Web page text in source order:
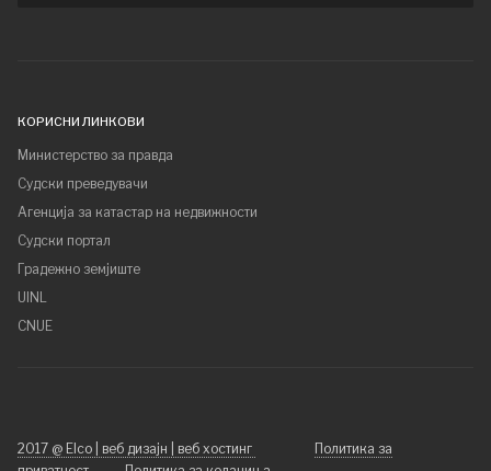
КОРИСНИ ЛИНКОВИ
Министерство за правда
Судски преведувачи
Агенција за катастар на недвижности
Судски портал
Градежно земјиште
UINL
CNUE
2017 @ Elco | веб дизајн | веб хостинг
Политика за